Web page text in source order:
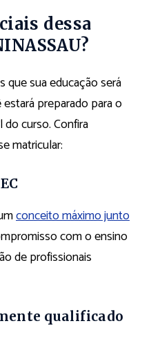
dessa
que sua educação será
preparado para o
curso. Confira
matricular:
conceito máximo junto
com o ensino
de profissionais
qualificado